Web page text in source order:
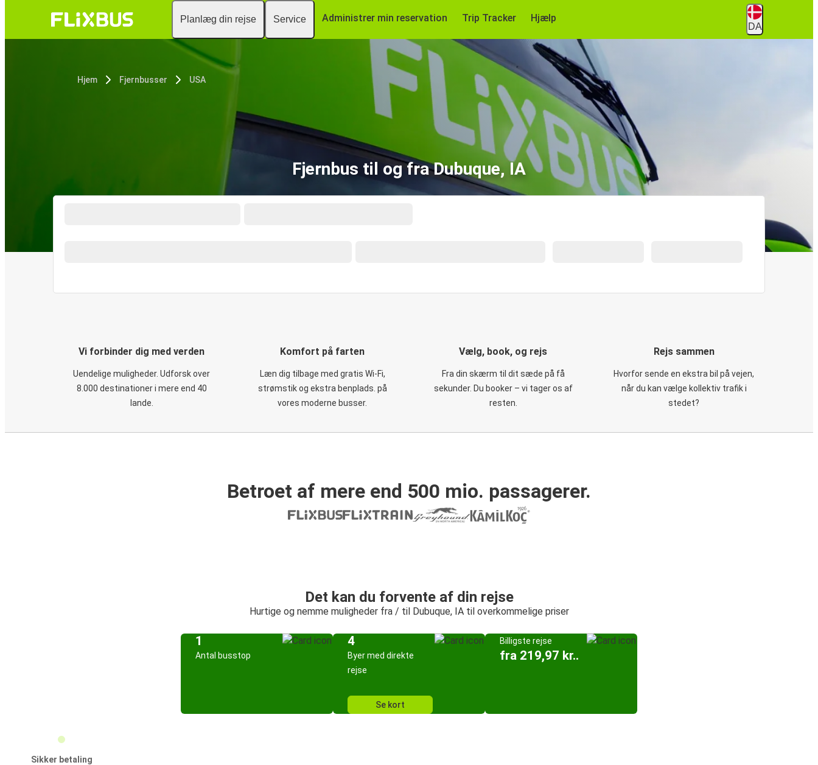
Planlæg din rejse Service Administrer min reservation Trip Tracker Hjælp
DA
Hjem Fjernbusser USA
Fjernbus til og fra Dubuque, IA
Vi forbinder dig med verden
Uendelige muligheder. Udforsk over
8.000 destinationer i mere end 40
lande.
Komfort på farten
Læn dig tilbage med gratis Wi-Fi,
strømstik og ekstra benplads. på
vores moderne busser.
Vælg, book, og rejs
Fra din skærm til dit sæde på få
sekunder. Du booker – vi tager os af
resten.
Rejs sammen
Hvorfor sende en ekstra bil på vejen,
når du kan vælge kollektiv trafik i
stedet?
Betroet af mere end 500 mio. passagerer.
Det kan du forvente af din rejse
Hurtige og nemme muligheder fra / til Dubuque, IA til overkommelige priser
1
Antal busstop
4
Byer med direkte
rejse
Se kort
Billigste rejse
fra 219,97 kr..
Sikker betaling